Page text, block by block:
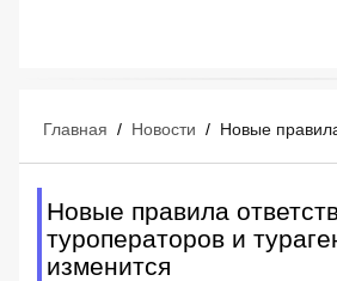
Главная / Новости /
Новые правила
туроператоров и
изменится